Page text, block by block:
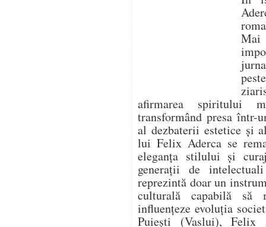
Mai
afirmarea spiritului
transformând presa
al dezbaterii estetice și
lui Felix Aderca se
eleganța stilului și
generații de
reprezintă doar un
culturală capabilă să
influențeze evoluția
Puiești (Vaslui), Felix